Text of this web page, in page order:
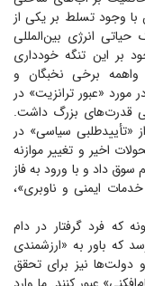
با وجود تسلط بر یکی از
حیاتی انرژی بین‌المللی
بر این تنگه خودداری
واهمه برخی نخبگان و
مورد «عبور ترانزیت» در
قدرت‌های بزرگ داشت.
«تأییدطلبی سیاسی» در
اخیر و تغییر موازنه
سوق داد و با ورود به فاز
ایمنی و ناوبری»،
که فرد گرفتار در دام
که باور به «ارزشمندی
دولت‌ها نیز برای تحقق